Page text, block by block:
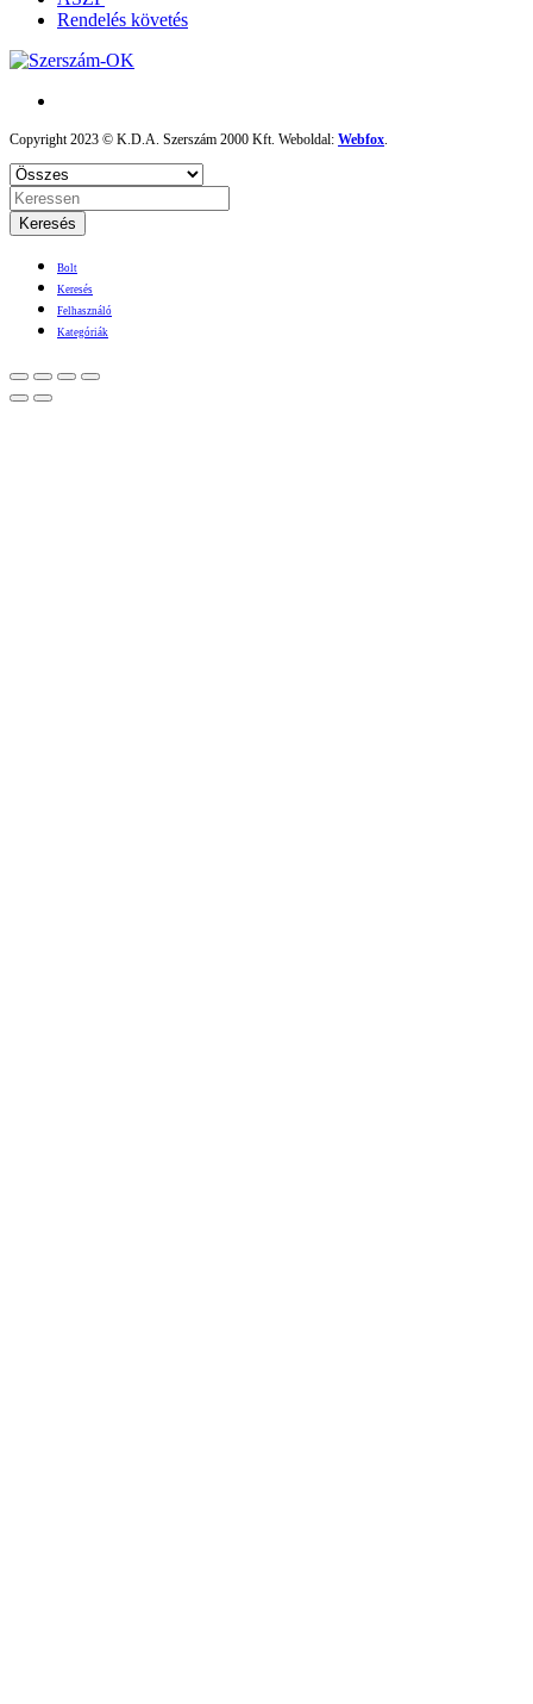
Rendelés követés
Copyright 2023 © K.D.A. Szerszám 2000 Kft. Weboldal: Webfox.
Keresés
Bolt
Keresés
Felhasználó
Kategóriák